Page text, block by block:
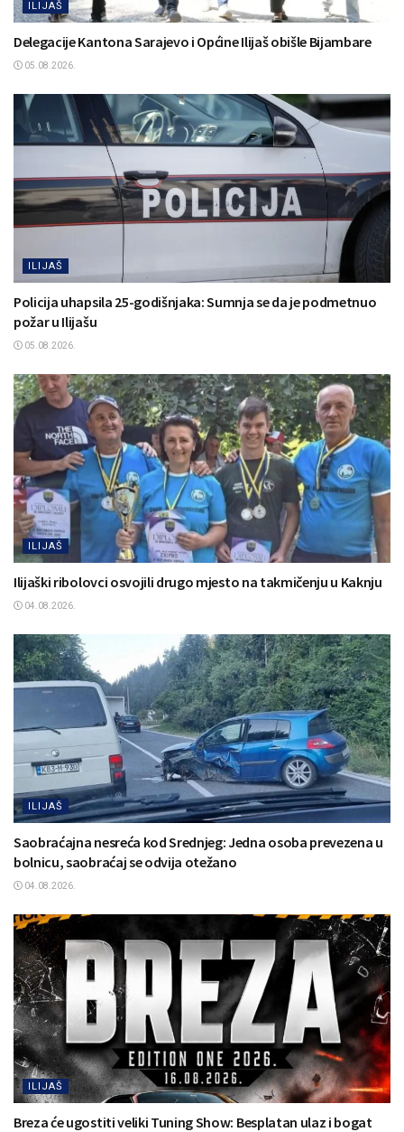
ILIJAŠ
Delegacije Kantona Sarajevo i Općine Ilijaš obišle Bijambare
05.08.2026.
ILIJAŠ
Policija uhapsila 25-godišnjaka: Sumnja se da je podmetnuo
požar u Ilijašu
05.08.2026.
ILIJAŠ
Ilijaški ribolovci osvojili drugo mjesto na takmičenju u Kaknju
04.08.2026.
ILIJAŠ
Saobraćajna nesreća kod Srednjeg: Jedna osoba prevezena u
bolnicu, saobraćaj se odvija otežano
04.08.2026.
ILIJAŠ
Breza će ugostiti veliki Tuning Show: Besplatan ulaz i bogat